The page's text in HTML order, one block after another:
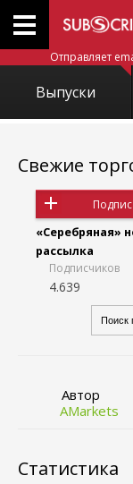
Отправляет
Выпуски
Свежие
«Серебряная»
рассылка
Подписчиков
4.639
Автор
AMarkets
Статистика